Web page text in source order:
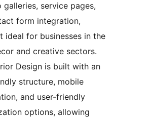
service pages,
form integration,
ideal for businesses in the
and creative sectors.
Design is built with an
structure, mobile
and user-friendly
options, allowing